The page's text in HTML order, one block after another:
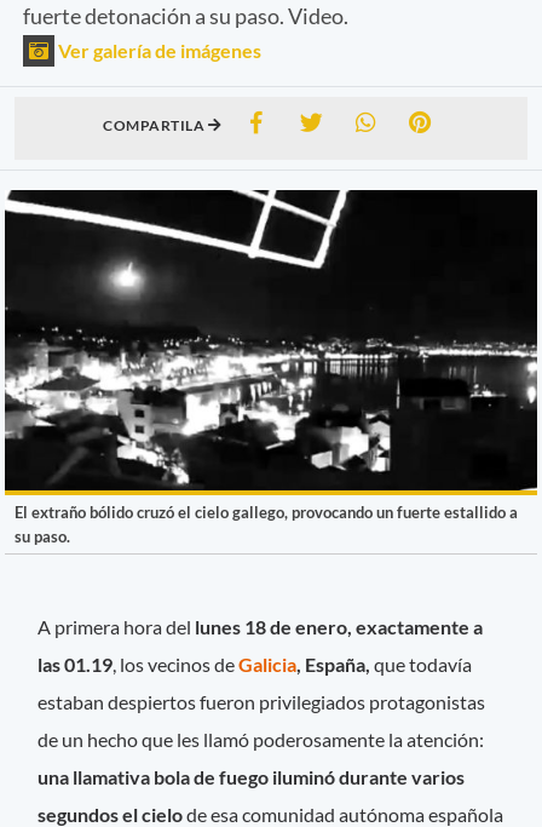
fuerte detonación a su paso. Video.
Ver galería de imágenes
COMPARTILA
El extraño bólido cruzó el cielo gallego, provocando un fuerte estallido a
su paso.
A primera hora del lunes 18 de enero, exactamente a
las 01.19 , los vecinos deGalicia , España, que todavía
estaban despiertos fueron privilegiados protagonistas
de un hecho que les llamó poderosamente la atención:
una llamativa bola de fuego iluminó durante varios
segundos el cielode esa comunidad autónoma española